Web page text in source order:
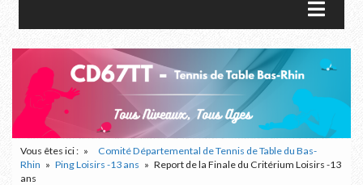
Vous êtes ici :
Comité Départemental de Tennis de Table du Bas-
Rhin
Ping Loisirs -13 ans
Report de la Finale du Critérium Loisirs -13
ans